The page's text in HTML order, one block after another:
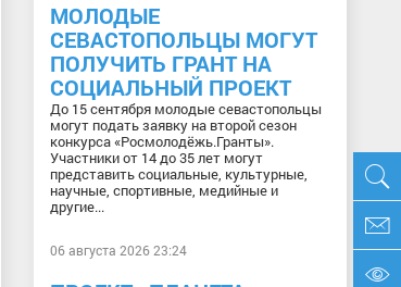
МОЛОДЫЕ
СЕВАСТОПОЛЬЦЫ МОГУТ
ПОЛУЧИТЬ ГРАНТ НА
СОЦИАЛЬНЫЙ ПРОЕКТ
До 15 сентября молодые севастопольцы
могут подать заявку на второй сезон
конкурса «Росмолодёжь.Гранты».
Участники от 14 до 35 лет могут
представить социальные, культурные,
научные, спортивные, медийные и
другие...
06 августа 2026 23:24